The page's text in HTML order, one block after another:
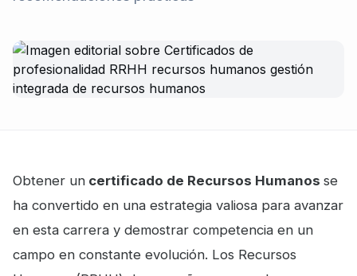
Obtener un certificado de Recursos Humanos se
ha convertido en una estrategia valiosa para avanzar
en esta carrera y demostrar competencia en un
campo en constante evolución. Los Recursos